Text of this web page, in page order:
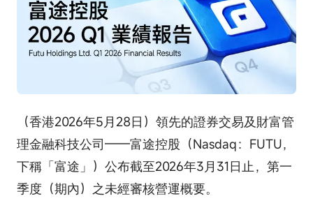
（香港2026年5月28日）領先的證券交易及財富管
理金融科技公司——富途控股（Nasdaq：FUTU，
下稱「富途」）公布截至2026年3月31日止，第一
季度（期內）之未經審核營運概要。